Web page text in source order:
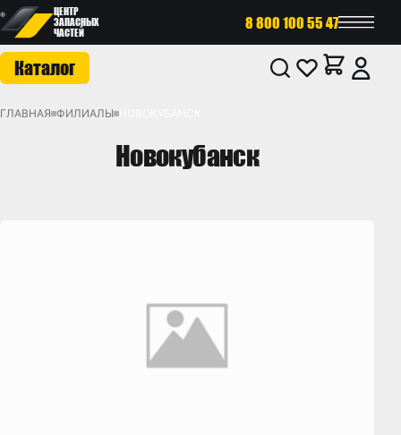
ЦЕНТР
ЗАПАСНЫХ
ЧАСТЕЙ
8 800 100 55 47
Каталог
ГЛАВНАЯ ФИЛИАЛЫ
Новокубанск